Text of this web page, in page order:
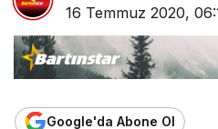
16 Temmuz 2020,
Google'da Abone Ol